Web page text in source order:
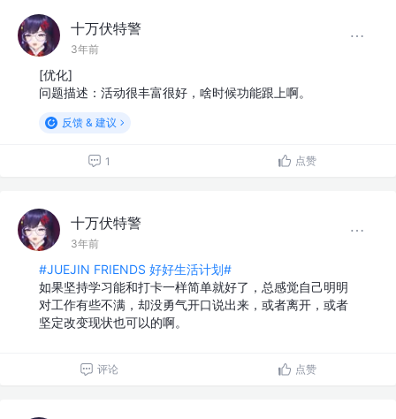
十万伏特警
3年前
[优化]
问题描述：活动很丰富很好，啥时候功能跟上啊。
反馈 & 建议
1 点赞
十万伏特警
3年前
#JUEJIN FRIENDS 好好生活计划#
如果坚持学习能和打卡一样简单就好了，总感觉自己明明
对工作有些不满，却没勇气开口说出来，或者离开，或者
坚定改变现状也可以的啊。
评论 点赞